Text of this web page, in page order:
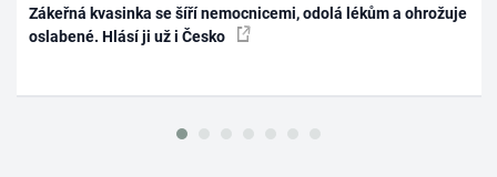
Zákeřná kvasinka se šíří nemocnicemi, odolá lékům a ohrožuje
oslabené. Hlásí ji už i Česko